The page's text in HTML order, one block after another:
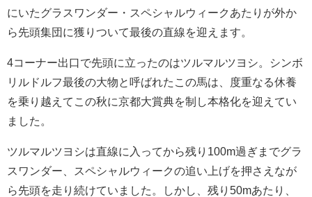
にいたグラスワンダー・スペシャルウィークあたりが外か
ら先頭集団に獲りついて最後の直線を迎えます。
4コーナー出口で先頭に立ったのはツルマルツヨシ。シンボ
リルドルフ最後の大物と呼ばれたこの馬は、度重なる休養
を乗り越えてこの秋に京都大賞典を制し本格化を迎えてい
ました。
ツルマルツヨシは直線に入ってから残り100m過ぎまでグラ
スワンダー、スペシャルウィークの追い上げを押さえなが
ら先頭を走り続けていました。しかし、残り50mあたり、